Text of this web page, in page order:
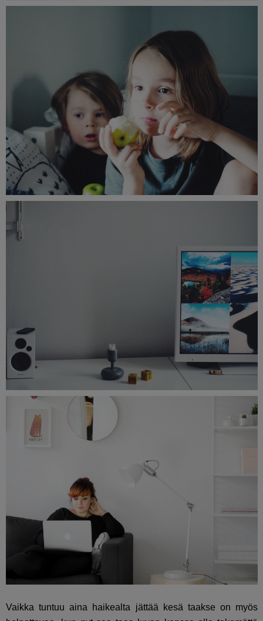
Vaikka tuntuu aina haikealta jättää kesä taakse on myös